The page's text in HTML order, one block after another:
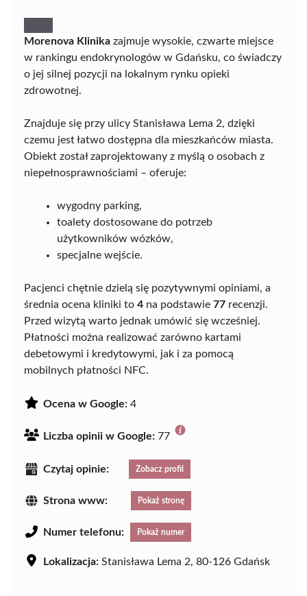
Morenova Klinika zajmuje wysokie, czwarte miejsce
w rankingu endokrynologów w Gdańsku, co świadczy
o jej silnej pozycji na lokalnym rynku opieki
zdrowotnej.
Znajduje się przy ulicy Stanisława Lema 2, dzięki
czemu jest łatwo dostępna dla mieszkańców miasta.
Obiekt został zaprojektowany z myślą o osobach z
niepełnosprawnościami – oferuje:
wygodny parking,
toalety dostosowane do potrzeb
użytkowników wózków,
specjalne wejście.
Pacjenci chętnie dzielą się pozytywnymi opiniami, a
średnia ocena kliniki to 4 na podstawie 77 recenzji.
Przed wizytą warto jednak umówić się wcześniej.
Płatności można realizować zarówno kartami
debetowymi i kredytowymi, jak i za pomocą
mobilnych płatności NFC.
Ocena w Google: 4
Liczba opinii w Google: 77
Czytaj opinie: Zobacz profil
Strona www: Pokaż stronę
Numer telefonu: Pokaż numer
Lokalizacja: Stanisława Lema 2, 80-126 Gdańsk